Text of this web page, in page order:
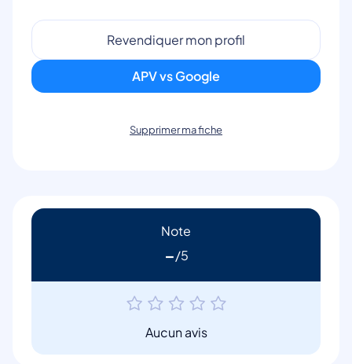
Revendiquer mon profil
APV vs Google
Supprimer ma fiche
Note
-
Aucun avis